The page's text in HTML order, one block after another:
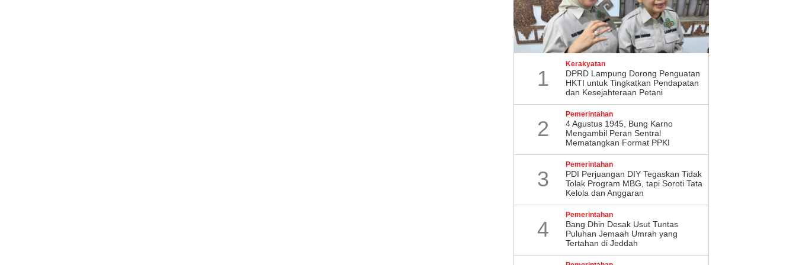
1
Kerakyatan
DPRD Lampung Dorong Penguatan
HKTI untuk Tingkatkan Pendapatan
dan Kesejahteraan Petani
2
Pemerintahan
4 Agustus 1945, Bung Karno
Mengambil Peran Sentral
Mematangkan Format PPKI
3
Pemerintahan
PDI Perjuangan DIY Tegaskan Tidak
Tolak Program MBG, tapi Soroti Tata
Kelola dan Anggaran
4
Pemerintahan
Bang Dhin Desak Usut Tuntas
Puluhan Jemaah Umrah yang
Tertahan di Jeddah